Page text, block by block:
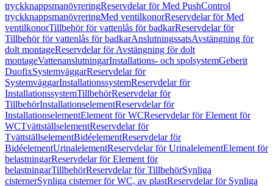
tryckknappsmanövreringReservdelar för Med PushControl
tryckknappsmanövreringMed ventilkonorReservdelar för Med
ventilkonorTillbehör för vattenlås för badkarReservdelar för
Tillbehör för vattenlås för badkarAnslutningssatsAvstängning för
dolt montageReservdelar för Avstängning för dolt
montageVattenanslutningarInstallations- och spolsystemGeberit
DuofixSystemväggarReservdelar för
SystemväggarInstallationssystemReservdelar för
InstallationssystemTillbehörReservdelar för
TillbehörInstallationselementReservdelar för
InstallationselementElement för WCReservdelar för Element för
WCTvättställselementReservdelar för
TvättställselementBidéelementReservdelar för
BidéelementUrinalelementReservdelar för UrinalelementElement för
belastningarReservdelar för Element för
belastningarTillbehörReservdelar för TillbehörSynliga
cisternerSynliga cisterner för WC, av plastReservdelar för Synliga